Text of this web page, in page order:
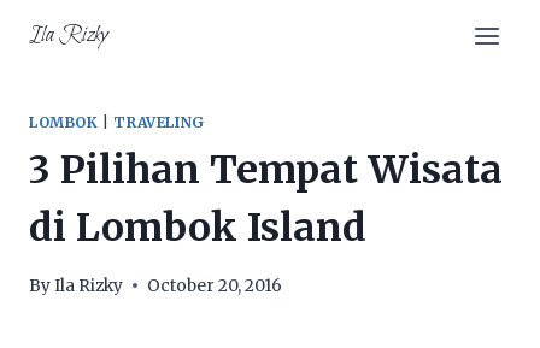
Ila Rizky
LOMBOK TRAVELING
3 Pilihan Tempat Wisata
di Lombok Island
ByIla Rizky October 20, 2016